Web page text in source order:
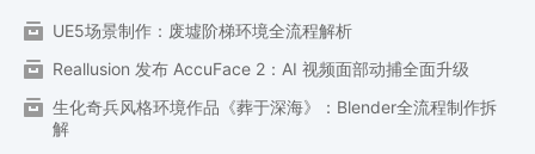
UE5场景制作：废墟阶梯环境全流程解析
Reallusion 发布 AccuFace 2：AI 视频面部动捕全面升级
生化奇兵风格环境作品《葬于深海》：Blender全流程制作拆
解